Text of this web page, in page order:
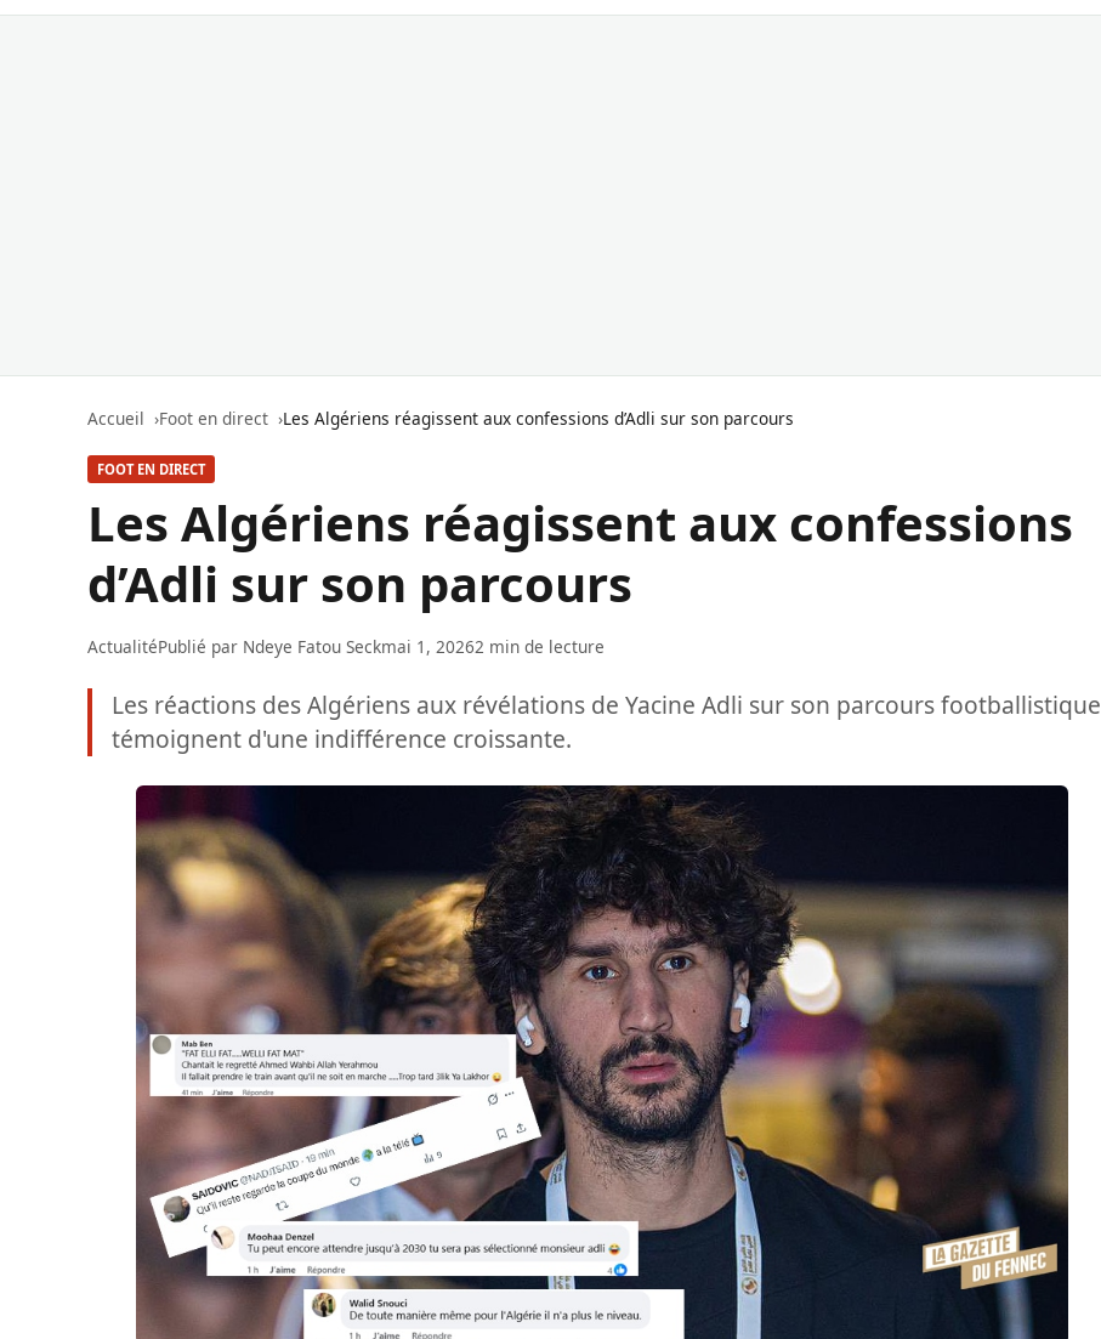
Accueil Foot en direct Les Algériens réagissent aux confessions d’Adli sur son parcours
FOOT EN DIRECT
Les Algériens réagissent aux confessions
d’Adli sur son parcours
ActualitéPublié par Ndeye Fatou Seckmai 1, 20262 min de lecture
Les réactions des Algériens aux révélations de Yacine Adli sur son parcours footballistique
témoignent d'une indifférence croissante.